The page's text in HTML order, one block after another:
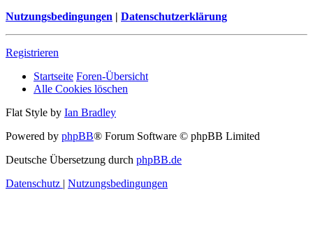
Nutzungsbedingungen | Datenschutzerklärung
Registrieren
Startseite Foren-Übersicht
Alle Cookies löschen
Flat Style by Ian Bradley
Powered by phpBB® Forum Software © phpBB Limited
Deutsche Übersetzung durch phpBB.de
Datenschutz | Nutzungsbedingungen